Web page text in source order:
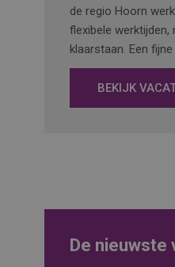
de regio Hoorn
flexibele werktijden,
klaarstaan. Een
BEKIJK
De nieuwste